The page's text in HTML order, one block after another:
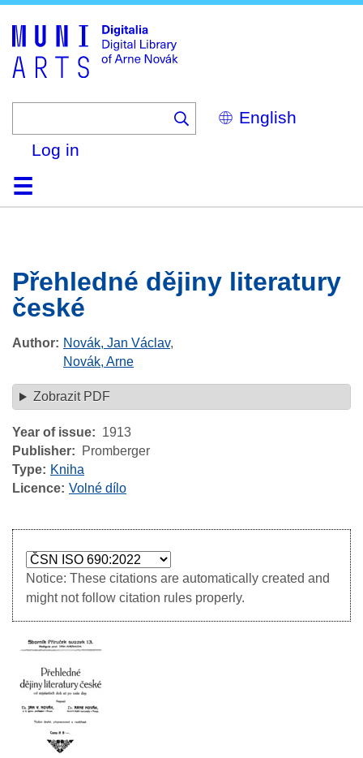
Select
your
Log in
HomeBrowse
Search
About
HelpContactDigitalia
Přehledné dějiny literatury
české
Author Novák, Jan Václav,
Novák, Arne
Zobrazit PDF
Year of issue
1913
Publisher
Promberger
Type
Kniha
Licence Volné dílo
Notice: These citations are automatically created and
might not follow citation rules properly.
Image